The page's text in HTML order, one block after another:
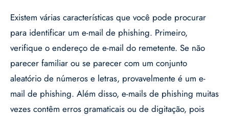
Existem várias características que você pode procurar
para identificar um e-mail de phishing. Primeiro,
verifique o endereço de e-mail do remetente. Se não
parecer familiar ou se parecer com um conjunto
aleatório de números e letras, provavelmente é um e-
mail de phishing. Além disso, e-mails de phishing muitas
vezes contêm erros gramaticais ou de digitação, pois